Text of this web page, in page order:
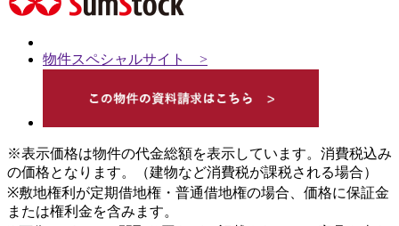
物件スペシャルサイト >
※表示価格は物件の代金総額を表示しています。消費税込み
の価格となります。（建物など消費税が課税される場合）
※敷地権利が定期借地権・普通借地権の場合、価格に保証金
または権利金を含みます。